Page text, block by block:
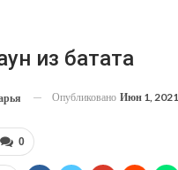
из батата
Опубликовано Июн 1, 2021
0